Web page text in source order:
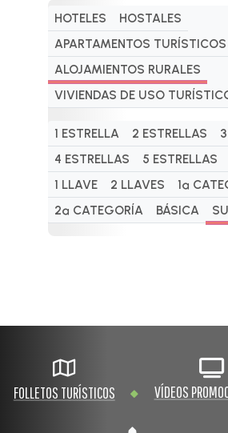
HOTELES
HOSTALES
APARTAMENTOS TURÍSTICOS
ALOJAMIENTOS RURALES
VIVIENDAS DE USO
1 ESTRELLA 2 ESTRELLAS
4 ESTRELLAS
5 ESTRELLAS
1 LLAVE
2 LLAVES
1ª
2ª CATEGORÍA
BÁSICA
FOLLETOS TURÍSTICOS VÍDEOS